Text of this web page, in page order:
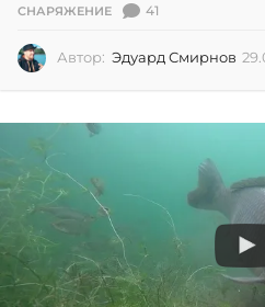
СНАРЯЖЕНИЕ 41
Автор: Эдуард Смирнов